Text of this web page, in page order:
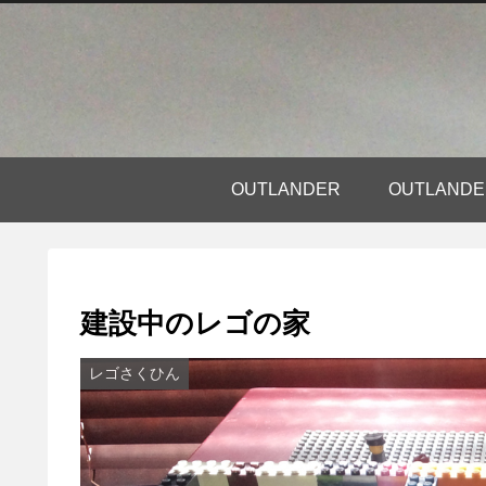
OUTLANDER
建設中のレゴの家
レゴさくひん